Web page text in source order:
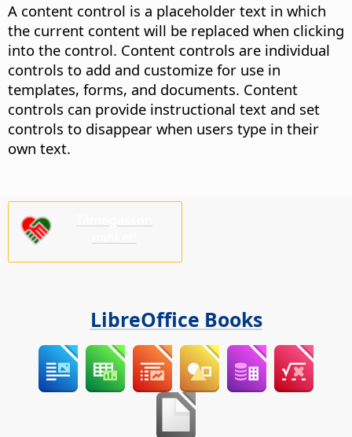
A content control is a placeholder text in which
the current content will be replaced when clicking
into the control. Content controls are individual
controls to add and customize for use in
templates, forms, and documents. Content
controls can provide instructional text and set
controls to disappear when users type in their
own text.
LibreOffice Books